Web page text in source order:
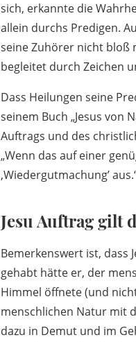
sich, erkannte die
allein durchs Predigen.
seine Zuhörer nicht bloß
begleitet durch Zeichen
Dass Heilungen seine
seinem Buch „Jesus von
Auftrags und des
„Wenn das auf einer
‚Wiedergutmachung’
Jesu Auftrag gilt
Bemerkenswert ist, dass
gehabt hätte er, der
Himmel öffnete (und
menschlichen Natur mit
dazu in Demut und im